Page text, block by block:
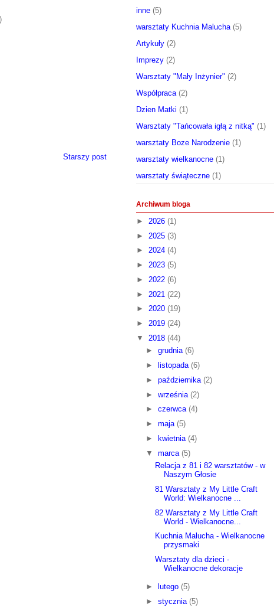
Starszy post
inne (5)
warsztaty Kuchnia Malucha (5)
Artykuły (2)
Imprezy (2)
Warsztaty "Mały Inżynier" (2)
Współpraca (2)
Dzien Matki (1)
Warsztaty "Tańcowała igłą z nitką" (1)
warsztaty Boze Narodzenie (1)
warsztaty wielkanocne (1)
warsztaty świąteczne (1)
Archiwum bloga
► 2026 (1)
► 2025 (3)
► 2024 (4)
► 2023 (5)
► 2022 (6)
► 2021 (22)
► 2020 (19)
► 2019 (24)
▼ 2018 (44)
► grudnia (6)
►
listopada (6)
► października (2)
► września (2)
► czerwca (4)
► maja (5)
►
kwietnia (4)
▼ marca (5)
Relacja z 81 i 82 warsztatów - w
Naszym Głosie
81 Warsztaty z My Little Craft
World: Wielkanocne ...
82 Warsztaty z My Little Craft
World - Wielkanocne...
Kuchnia Malucha - Wielkanocne
przysmaki
Warsztaty dla dzieci -
Wielkanocne dekoracje
► lutego (5)
► stycznia (5)